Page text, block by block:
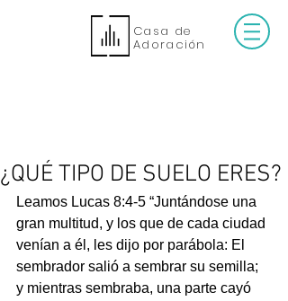
Casa de
Adoración
¿QUÉ TIPO DE SUELO ERES?
Leamos Lucas 8:4-5 “Juntándose una
gran multitud, y los que de cada ciudad
venían a él, les dijo por parábola: El
sembrador salió a sembrar su semilla;
y mientras sembraba, una parte cayó